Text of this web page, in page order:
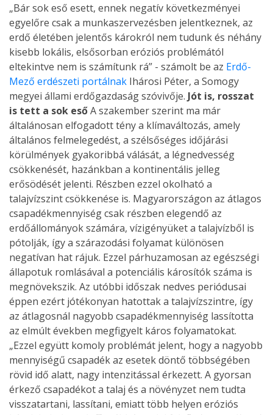
„Bár sok eső esett, ennek negatív következményei
egyelőre csak a munkaszervezésben jelentkeznek, az
erdő életében jelentős károkról nem tudunk és néhány
kisebb lokális, elsősorban eróziós problémától
eltekintve nem is számítunk rá” - számolt be az Erdő-
Mező erdészeti portálnak Ihárosi Péter, a Somogy
megyei állami erdőgazdaság szóvivője. Jót is, rosszat
is tett a sok esőA szakember szerint ma már
általánosan elfogadott tény a klímaváltozás, amely
általános felmelegedést, a szélsőséges időjárási
körülmények gyakoribbá válását, a légnedvesség
csökkenését, hazánkban a kontinentális jelleg
erősödését jelenti. Részben ezzel okolható a
talajvízszint csökkenése is. Magyarországon az átlagos
csapadékmennyiség csak részben elegendő az
erdőállományok számára, vízigényüket a talajvízből is
pótolják, így a szárazodási folyamat különösen
negatívan hat rájuk. Ezzel párhuzamosan az egészségi
állapotuk romlásával a potenciális károsítók száma is
megnövekszik. Az utóbbi időszak nedves periódusai
éppen ezért jótékonyan hatottak a talajvízszintre, így
az átlagosnál nagyobb csapadékmennyiség lassította
az elmúlt években megfigyelt káros folyamatokat.
„Ezzel együtt komoly problémát jelent, hogy a nagyobb
mennyiségű csapadék az esetek döntő többségében
rövid idő alatt, nagy intenzitással érkezett. A gyorsan
érkező csapadékot a talaj és a növényzet nem tudta
visszatartani, lassítani, emiatt több helyen eróziós